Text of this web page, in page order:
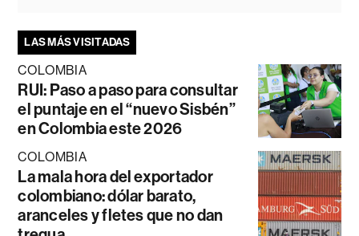
LAS MÁS VISITADAS
COLOMBIA
RUI: Paso a paso para consultar
el puntaje en el “nuevo Sisbén”
en Colombia este 2026
COLOMBIA
La mala hora del exportador
colombiano: dólar barato,
aranceles y fletes que no dan